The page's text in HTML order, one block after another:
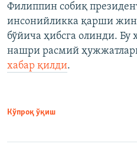
Филиппин собиқ
инсонийликка қарши
бўйича ҳибсга олинди. Бу
нашри расмий
хабар қилди.
Кўпроқ ўқиш